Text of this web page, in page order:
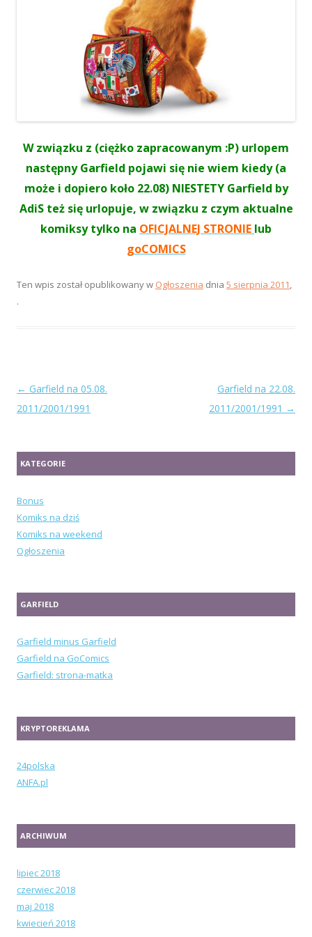
W związku z (ciężko zapracowanym :P) urlopem
następny Garfield pojawi się nie wiem kiedy(a
może i dopiero koło 22.08) NIESTETY Garfield by
AdiS też się urlopuje, w związku z czym aktualne
komiksy tylko na OFICJALNEJ STRONIE lub
goCOMICS
Ten wpis został opublikowany w Ogłoszenia dnia 5 sierpnia 2011,
.
Zobacz
wpisy
← Garfield na 05.08.
2011/2001/1991
Garfield na 22.08.
2011/2001/1991 →
KATEGORIE
Bonus
Komiks na dziś
Komiks na weekend
Ogłoszenia
GARFIELD
Garfield minus Garfield
Garfield na GoComics
Garfield: strona-matka
KRYPTOREKLAMA
24polska
ANFA.pl
ARCHIWUM
lipiec 2018
czerwiec 2018
maj 2018
kwiecień 2018